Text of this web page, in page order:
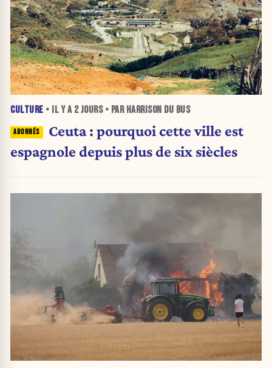
CULTURE • IL Y A 2 JOURS• PAR HARRISON DU BUS
Ceuta : pourquoi cette ville est
espagnole depuis plus de six siècles